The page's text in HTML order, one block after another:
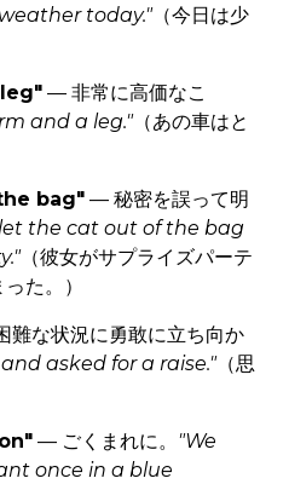
today."（今日は少
— 非常に高価なこ
and a leg."（あの車はと
bag" — 秘密を誤って明
the cat out of the bag
（彼女がサプライズパーテ
た。）
難な状況に勇敢に立ち向か
asked for a raise."（思
— ごくまれに。 "We
once in a blue